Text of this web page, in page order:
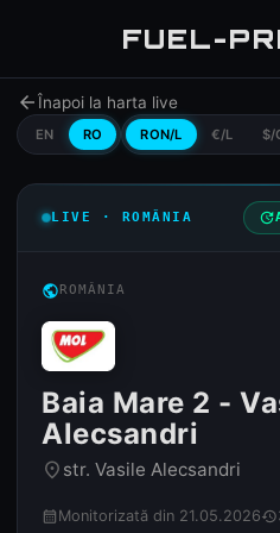
FUEL-
arrow_backÎnapoi la harta live
EN RO RON/L €/L $/
LIVE · ROMÂNIA update
publicROMÂNIA
Baia Mare 2 -
Alecsandri
place str. Vasile Alecsandri
calendar_month Monitorizată din 21.05.2026history